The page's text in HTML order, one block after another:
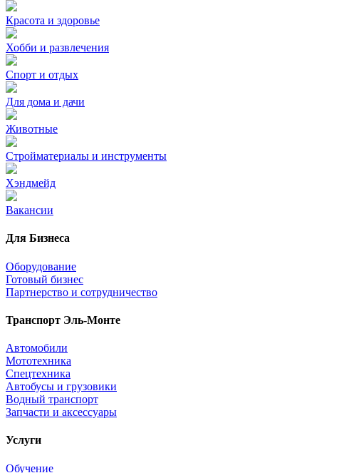
Красота и здоровье
Хобби и развлечения
Спорт и отдых
Для дома и дачи
Животные
Стройматериалы и инструменты
Хэндмейд
Вакансии
Для Бизнеса
Оборудование
Готовый бизнес
Партнерство и сотрудничество
Транспорт Эль-Монте
Автомобили
Мототехника
Спецтехника
Автобусы и грузовики
Водный транспорт
Запчасти и аксессуары
Услуги
Обучение